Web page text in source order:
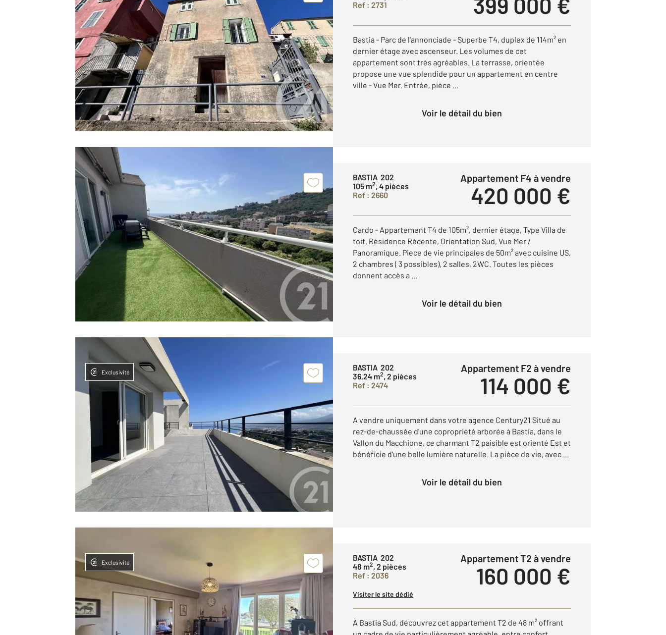
Ref : 2731
Bastia - Parc de l'annonciade - Superbe T4, duplex de 114m² en
dernier étage avec ascenseur. Les volumes de cet
appartement sont très agréables. La terrasse, orientée
propose une vue splendide pour un appartement en centre
ville - Vue Mer. Entrée, pièce ...
Voir le détail du bien
BASTIA 202
105 m2, 4 pièces
Ref : 2660
Appartement F4 à vendre
420 000 €
Cardo - Appartement T4 de 105m², dernier étage, Type Villa de
toit. Résidence Récente, Orientation Sud, Vue Mer /
Panoramique. Piece de vie principales de 50m² avec cuisine US,
2 chambres ( 3 possibles), 2 salles, 2WC. Toutes les pièces
donnent accès a ...
Voir le détail du bien
Exclusivité
BASTIA 202
36,24 m2, 2 pièces
Ref : 2474
Appartement F2 à vendre
114 000 €
A vendre uniquement dans votre agence Century21 Situé au
rez-de-chaussée d'une copropriété arborée à Bastia, dans le
Vallon du Macchione, ce charmant T2 paisible est orienté Est et
bénéficie d'une belle lumière naturelle. La pièce de vie, avec ...
Voir le détail du bien
Exclusivité
BASTIA 202
48 m2, 2 pièces
Ref : 2036
Appartement T2 à vendre
160 000 €
Visiter le site dédié
À Bastia Sud, découvrez cet appartement T2 de 48 m² offrant